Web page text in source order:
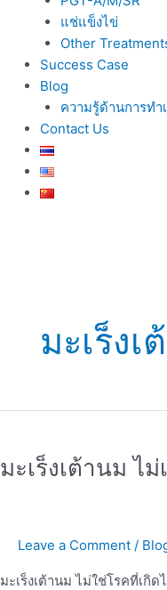
แช่แข็งไข่
Other
Success Case
Blog
ความรู้ด้านการท
Contact Us
มะเร็ง
มะเร็งเต้านม ไม่
Leave a Comment /
มะเร็งเต้านม ไม่ใช่โรคที่เกิ
นม